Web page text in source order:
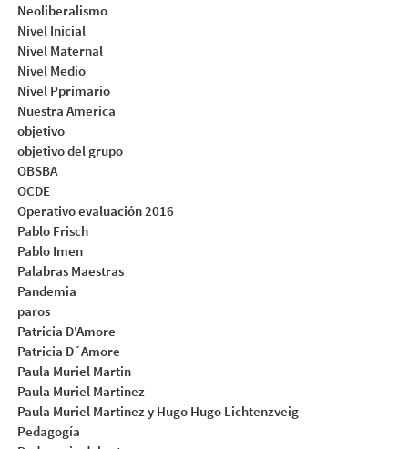
Neoliberalismo
Nivel Inicial
Nivel Maternal
Nivel Medio
Nivel Pprimario
Nuestra America
objetivo
objetivo del grupo
OBSBA
OCDE
Operativo evaluación 2016
Pablo Frisch
Pablo Imen
Palabras Maestras
Pandemia
paros
Patricia D'Amore
Patricia D´Amore
Paula Muriel Martin
Paula Muriel Martinez
Paula Muriel Martinez y Hugo Hugo Lichtenzveig
Pedagogía